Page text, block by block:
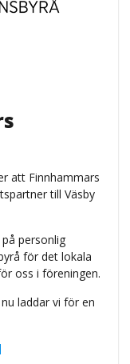
att Finnhammars
till Väsby
personlig
för det lokala
oss i föreningen.
laddar vi för en